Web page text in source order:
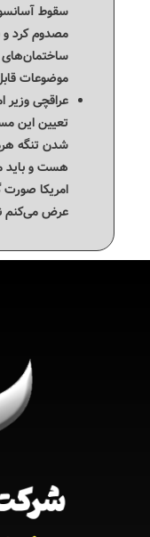
مصدوم کرد و
ساختمان‌های
موضوعات
عراقچی وزیر
تعیین این
شدن تنگه
هست و باید
امریکا
عرض می‌کنم